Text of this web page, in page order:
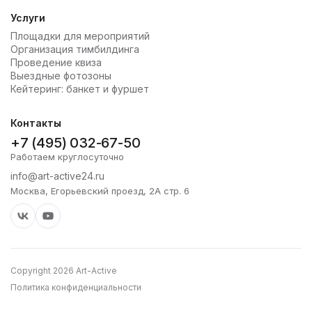
Услуги
Площадки для мероприятий
Организация тимбилдинга
Проведение квиза
Выездные фотозоны
Кейтеринг: банкет и фуршет
Контакты
+7 (495) 032-67-50
Работаем круглосуточно
info@art-active24.ru
Москва, Егорьевский проезд, 2А стр. 6
Copyright 2026 Art-Active
Политика конфиденциальности